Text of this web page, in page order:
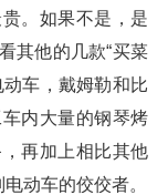
。如果不是，是
其他的几款“买菜
车，戴姆勒和比
内大量的钢琴烤
再加上相比其他
动车的佼佼者。